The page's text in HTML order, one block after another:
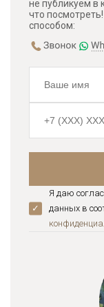
не публикуем в
что
способом:
Я даю
данных в